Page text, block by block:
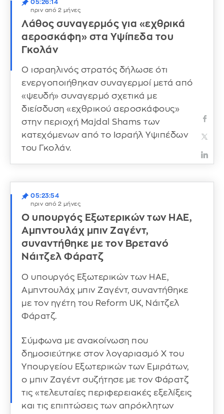
05:26:14
πριν από 2 μήνες
Λάθος συναγερμός για «εχθρικά
αεροσκάφη» στα Υψίπεδα του
Γκολάν
Ο ισραηλινός στρατός δήλωσε ότι
ενεργοποιήθηκαν συναγερμοί μετά από
«ψευδή» συναγερμό σχετικά με
διείσδυση «εχθρικού αεροσκάφους»
στην περιοχή Majdal Shams των
κατεχόμενων από το Ισραήλ Υψιπέδων
του Γκολάν.
05:23:54
πριν από 2 μήνες
Ο υπουργός Εξωτερικών των ΗΑΕ,
Αμπντουλάχ μπιν Ζαγέντ,
συναντήθηκε με τον Βρετανό
Νάιτζελ Φάρατζ
Ο υπουργός Εξωτερικών των ΗΑΕ,
Αμπντουλάχ μπιν Ζαγέντ, συναντήθηκε
με τον ηγέτη του Reform UK, Νάιτζελ
Φάρατζ.
Σύμφωνα με ανακοίνωση που
δημοσιεύτηκε στον λογαριασμό X του
Υπουργείου Εξωτερικών των Εμιράτων,
ο μπιν Ζαγέντ συζήτησε με τον Φάρατζ
τις «τελευταίες περιφερειακές εξελίξεις
και τις επιπτώσεις των απρόκλητων